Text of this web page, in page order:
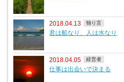
2018.04.13 独り言
君は船なり、人は水なり
2018.04.05 経営者
仕事は出会いで決まる